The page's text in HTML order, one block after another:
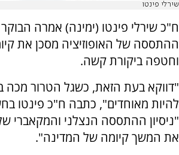
שירלי פינטו
ח"כ שירלי פינטו (ימינה) אמרה הבוקר
ההתססה של האופוזיציה מסכן את
וחטפה ביקורת קשה.
"דווקא בעת הזאת, כשגל הטרור מכה
להיות מאוחדים", כתבה ח"כ פינטו
"ניסיון ההתססה הנצלני והמקאברי
את המשך קיומה של המדינה".